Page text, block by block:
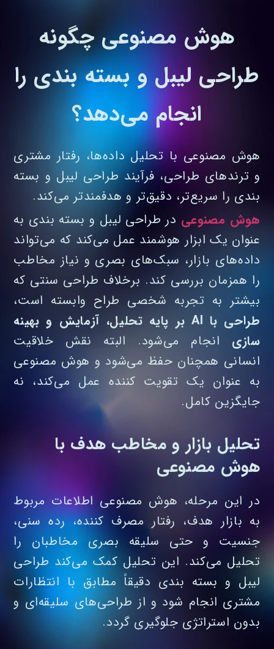
هوش مصنوعی چگونه
طراحی لیبل و بسته بندی را
انجام می‌دهد؟
هوش مصنوعی با تحلیل داده‌ها، رفتار مشتری
و ترندهای طراحی، فرآیند طراحی لیبل و بسته‌
بندی را سریع‌تر، دقیق‌تر و هدفمندتر می‌کند.
هوش مصنوعی در طراحی لیبل و بسته بندی به‌
عنوان یک ابزار هوشمند عمل می‌کند که می‌تواند
داده‌های بازار، سبک‌های بصری و نیاز مخاطب
را همزمان بررسی کند. برخلاف طراحی سنتی که
بیشتر به تجربه شخصی طراح وابسته است،
طراحی با AI بر پایه تحلیل، آزمایش و بهینه‌
سازی انجام می‌شود. البته نقش خلاقیت
انسانی همچنان حفظ می‌شود و هوش مصنوعی
به‌ عنوان یک تقویت‌ کننده عمل می‌کند، نه
جایگزین کامل.
تحلیل بازار و مخاطب هدف با
هوش مصنوعی
در این مرحله، هوش مصنوعی اطلاعات مربوط
به بازار هدف، رفتار مصرف‌ کننده، رده سنی،
جنسیت و حتی سلیقه بصری مخاطبان را
تحلیل می‌کند. این تحلیل کمک می‌کند طراحی
لیبل و بسته بندی دقیقاً مطابق با انتظارات
مشتری انجام شود و از طراحی‌های سلیقه‌ای و
بدون استراتژی جلوگیری گردد.